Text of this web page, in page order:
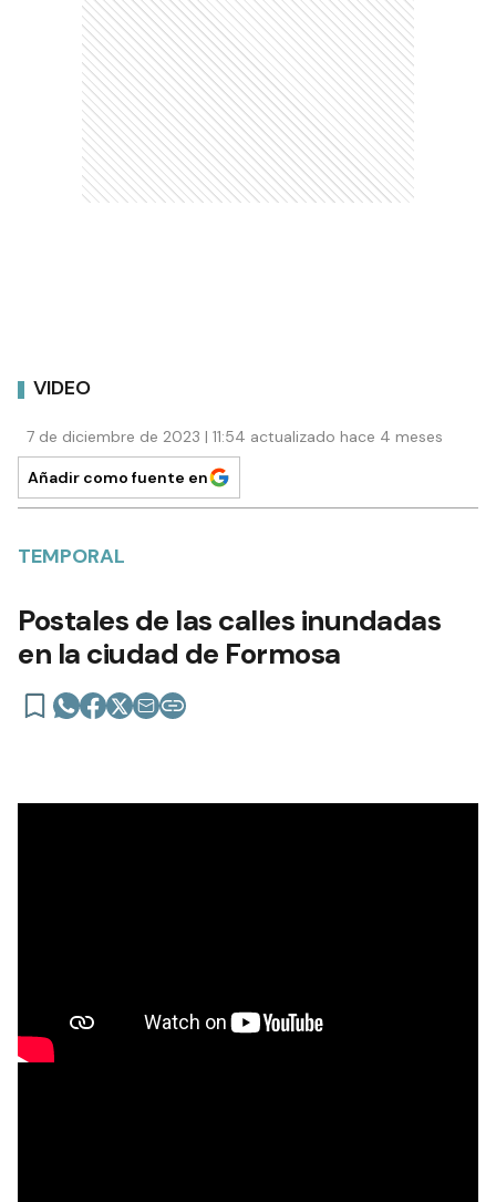
VIDEO
7 de diciembre de 2023 | 11:54 actualizado hace 4 meses
Añadir como fuente en
TEMPORAL
Postales de las calles inundadas
en la ciudad de Formosa